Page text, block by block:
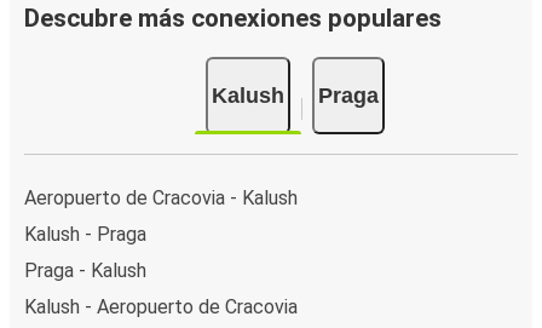
Descubre más conexiones populares
Kalush Praga
Aeropuerto de Cracovia - Kalush
Kalush - Praga
Praga - Kalush
Kalush - Aeropuerto de Cracovia